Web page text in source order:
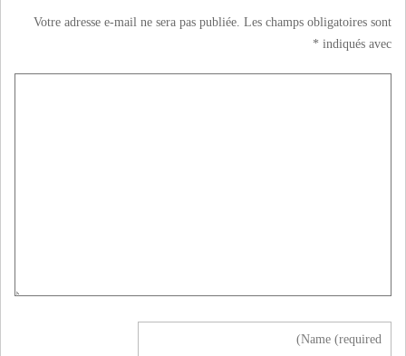
Votre adresse e-mail ne sera pas publiée. Les champs obligatoires sont
indiqués avec
*